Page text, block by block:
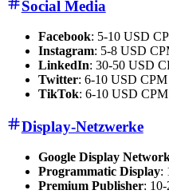
Social Media
Facebook: 5-10 USD
Instagram: 5-8 USD
LinkedIn: 30-50 USD
Twitter: 6-10 USD CPM
TikTok: 6-10 USD CPM
Display-Netzwerke
Google Display
Programmatic Display:
Premium Publisher: